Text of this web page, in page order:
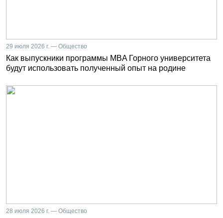
29 июля 2026 г. — Общество
Как выпускники программы MBA Горного университета
будут использовать полученный опыт на родине
28 июля 2026 г. — Общество